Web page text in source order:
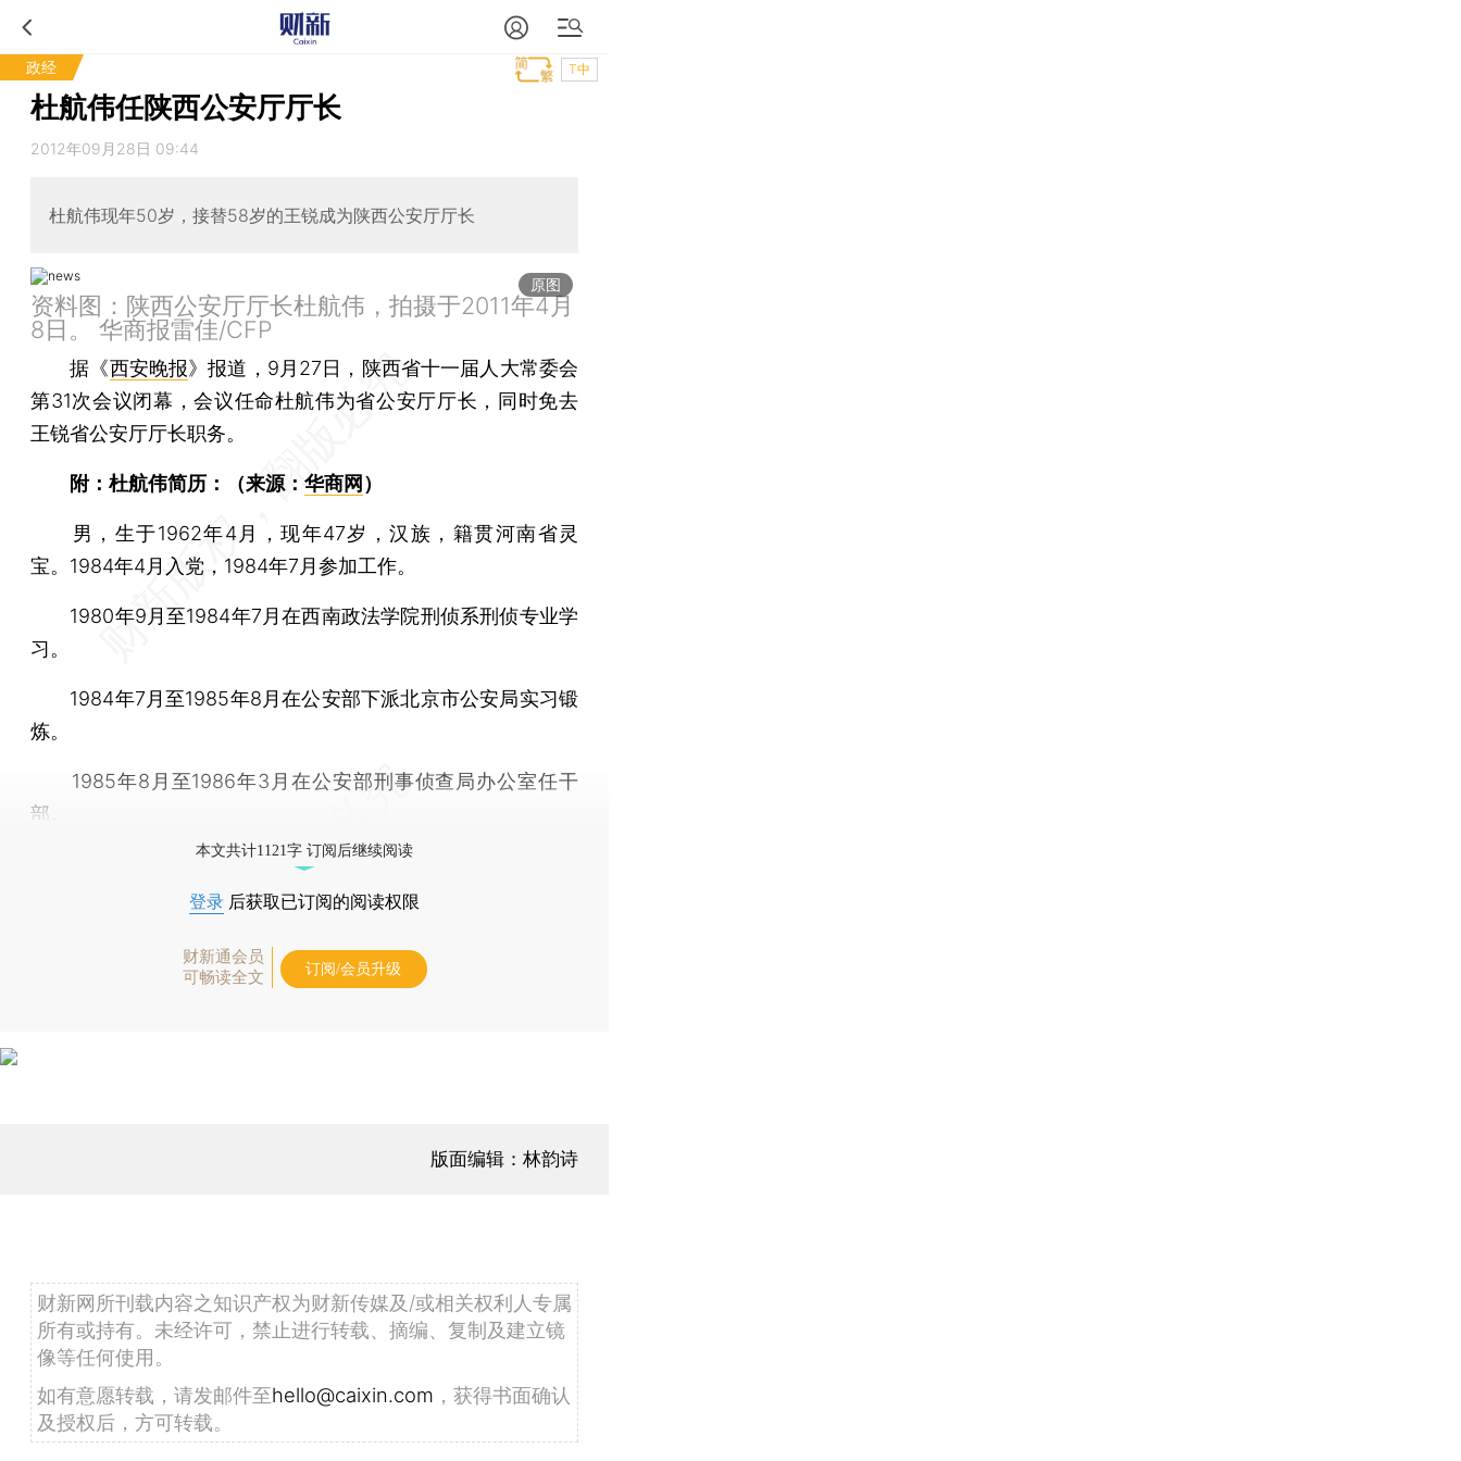
政经 T中
杜航伟任陕西公安厅厅长
2012年09月28日 09:44
杜航伟现年50岁，接替58岁的王锐成为陕西公安厅厅长
原图
资料图：陕西公安厅厅长杜航伟，拍摄于2011年4月
8日。 华商报雷佳/CFP
据《西安晚报》报道，9月27日，陕西省十一届人大常委会
第31次会议闭幕，会议任命杜航伟为省公安厅厅长，同时免去
王锐省公安厅厅长职务。
附：杜航伟简历：（来源： 华商网）
男，生于1962年4月，现年47岁，汉族，籍贯河南省灵
宝。1984年4月入党，1984年7月参加工作。
1980年9月至1984年7月在西南政法学院刑侦系刑侦专业学
习。
1984年7月至1985年8月在公安部下派北京市公安局实习锻
炼。
1985年8月至1986年3月在公安部刑事侦查局办公室任干
部。
本文共计1121字 订阅后继续阅读
登录 后获取已订阅的阅读权限
财新通会员
可畅读全文
订阅/会员升级
版面编辑：林韵诗
财新网所刊载内容之知识产权为财新传媒及/或相关权利人专属
所有或持有。未经许可，禁止进行转载、摘编、复制及建立镜
像等任何使用。
如有意愿转载，请发邮件至hello@caixin.com ，获得书面确认
及授权后，方可转载。